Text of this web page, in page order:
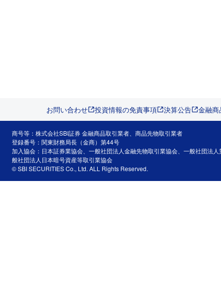
お問い合わせ 投資情報の免責事項 決算公告 金融
商号等：株式会社SBI証券 金融商品取引業者、商品先物取引業者
登録番号：関東財務局長（金商）第44号
加入協会：日本証券業協会、一般社団法人金融先物取引業協会、一般社団法
般社団法人日本暗号資産等取引業協会
© SBI SECURITIES Co., Ltd. ALL Rights Reserved.